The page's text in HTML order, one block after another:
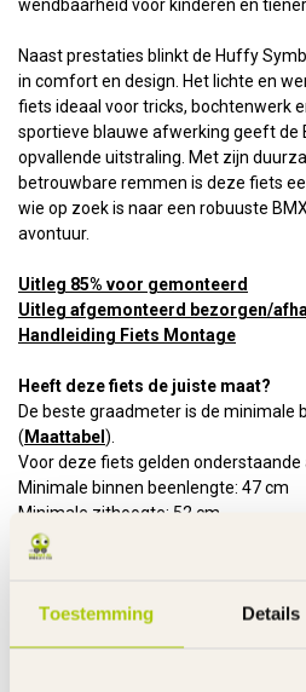
Toestemming Details
wendbaarheid voor kinderen en
Naast prestaties blinkt de Huffy
in comfort en design. Het lichte en
fiets ideaal voor tricks, bochtenwerk
sportieve blauwe afwerking geeft de
opvallende uitstraling. Met zijn
betrouwbare remmen is deze fiets
wie op zoek is naar een robuuste
avontuur.
Uitleg 85% voor gemonteerd
Uitleg afgemonteerd bezorgen/
Handleiding Fiets Montage
Heeft deze fiets de juiste maat?
De beste graadmeter is de minimale
( Maattabel ).
Voor deze fiets gelden
Minimale binnen beenlengte: 47 cm
Minimale zithoogte: 52 cm
Framehoogte: 24 cm
Leeftijd: vanaf 8 jaar
Kenmerken: